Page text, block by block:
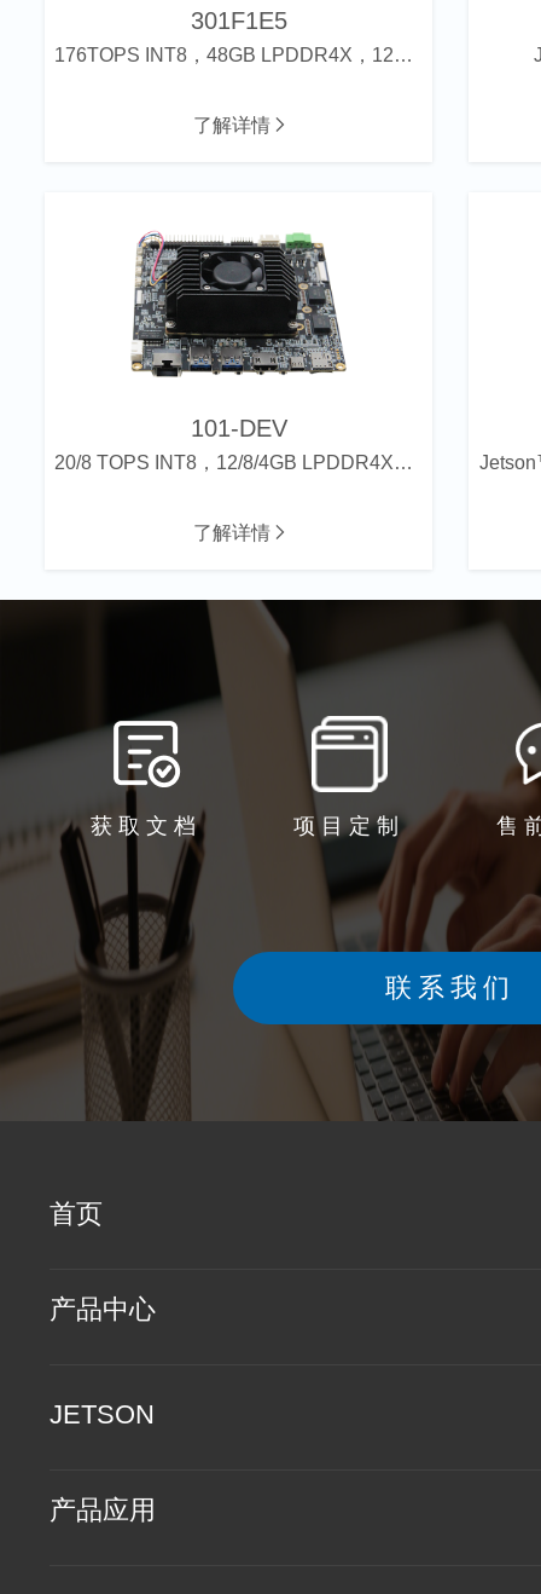
301F1E5
176TOPS INT8，48GB LPDDR4X，128GB eMMC
了解详情
101-DEV
20/8 TOPS INT8，12/8/4GB LPDDR4X，支持ECC
了解详情
获取文档 项目定制 售
联系我们
首页
产品中心
JETSON
产品应用